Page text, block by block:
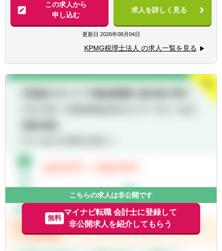
■会計事務所／監査法人での業務
■コンサルティング会社での業務(M&A／海外
投資関連に関わるもの)
■上記に該当しないが、税務を学びたいとい
う熱い意志をお持ちの方
■ビジネスレベルの英語力(必須ではありませ
ん。現在の英語力や希望に沿った業務に対応
いただきます。)
■企業買収(M&A)に係る税務アドバイザリー
(税務デューデリジェンス等)
■事業再編に係る税務ストラクチャリング
■海外投資に係る投資国の税制リサーチ
■官公庁からの委託事業に係る税制調査及び
税制改正関連業務
■税務申告業務及び税務申告から派生する税
務アドバイス業務
アドバイス業務を中心に従事。
社を推奨。
この求人から
申し込む
求人を詳しく見る
更新日 2026年08月04日
KPMG税理士法人 の求人一覧を見る
こちらの求人は非公開です
無料
マイナビ転職 会計士に登録して
非公開求人を紹介してもらう